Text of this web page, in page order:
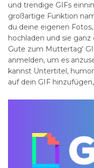
und trendige GIFs
großartige Funktion
du deine eigenen
hochladen und sie ganz
Gute zum Muttertag'
anmelden, um es
kannst Untertitel,
auf dein GIF